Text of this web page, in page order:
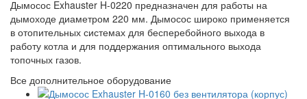
Дымосос Exhauster H-0220 предназначен для работы на
дымоходе диаметром 220 мм. Дымосос широко применяется
в отопительных системах для бесперебойного выхода в
работу котла и для поддержания оптимального выхода
топочных газов.
Все дополнительное оборудование